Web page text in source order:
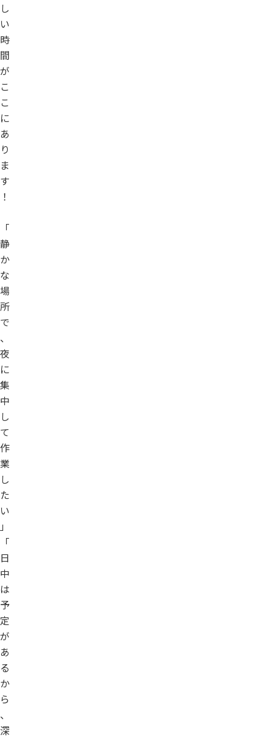
し
い
時
間
が
こ
こ
に
あ
り
ま
す
！
「
静
か
な
場
所
で
、
夜
に
集
中
し
て
作
業
し
た
い
」
「
日
中
は
予
定
が
あ
る
か
ら
、
深